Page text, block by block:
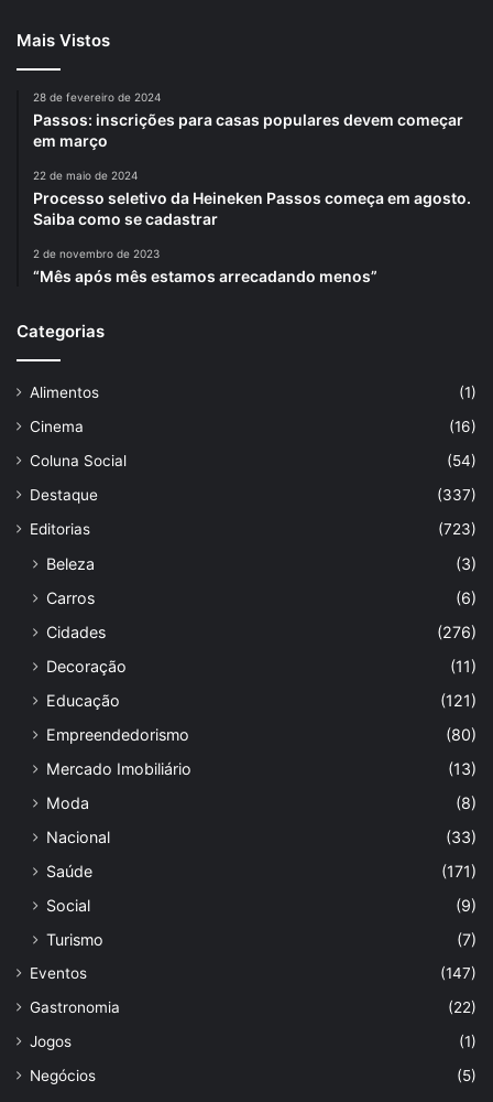
Mais Vistos
28 de fevereiro de 2024
Passos: inscrições para casas populares devem começar
em março
22 de maio de 2024
Processo seletivo da Heineken Passos começa em agosto.
Saiba como se cadastrar
2 de novembro de 2023
“Mês após mês estamos arrecadando menos”
Categorias
Alimentos
(1)
Cinema
(16)
Coluna Social
(54)
Destaque
(337)
Editorias
(723)
Beleza
(3)
Carros
(6)
Cidades
(276)
Decoração
(11)
Educação
(121)
Empreendedorismo
(80)
Mercado Imobiliário
(13)
Moda
(8)
Nacional
(33)
Saúde
(171)
Social
(9)
Turismo
(7)
Eventos
(147)
Gastronomia
(22)
Jogos
(1)
Negócios
(5)